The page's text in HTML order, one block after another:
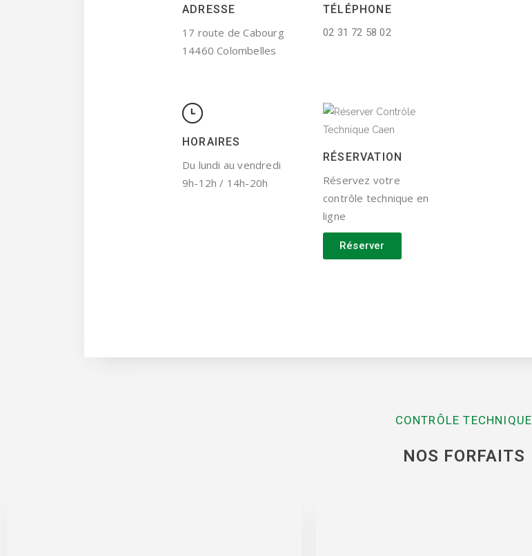
ADRESSE
17 route de Cabourg
14460 Colombelles
TÉLÉPHONE
02 31 72 58 02
HORAIRES
Du lundi au vendredi
9h-12h / 14h-20h
RÉSERVATION
Réservez votre
contrôle technique en
ligne
Réserver
CONTRÔLE TECHNIQUE
NOS FORFAITS